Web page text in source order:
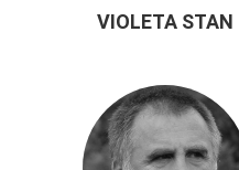
VIOLETA STAN